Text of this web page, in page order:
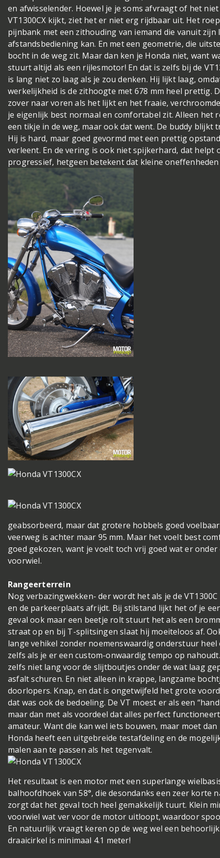
en afwisselender. Hoewel je je soms afvraagt of het
VT1300CX kijkt, ziet het er niet erg rijdbaar uit. Het
pijnbank met een zithouding van iemand die vanuit
afstandsbediening kan. En met een geometrie, die
bocht in de weg zit. Maar dan ken je Honda niet, want
stuurt altijd als een rijlesmotor! En dat is zelfs bij de
is lang niet zo laag als je zou denken. Hij lijkt laag,
werkelijkheid is de zithoogte met 678 mm heel prettig.
zover naar voren als het lijkt en het fraaie,
je eigenlijk best normaal en comfortabel zit. Alleen het
een tikje in de weg, maar ook dat went. De buddy blijkt
Hij is hard, maar goed gevormd met een prettig
verleent. En de vering is ook niet spijkerhard, dat helpt
progressief, hetgeen betekent dat kleine
geabsorbeerd, maar dat grotere hobbels goed
veerweg is achter maar 95 mm. Maar het voelt best
goed gekozen, want je voelt toch vrij goed wat er
voorwiel.
Rangeerterrein
Nog verbazingwekken- der wordt het als je de
en de parkeerplaats afrijdt. Bij stilstand lijkt het of je
geval ook maar een beetje rolt stuurt het als een
straat op en bij T-splitsingen slaat hij moeiteloos af.
lange vehikel zonder noemenswaardig onderstuur
zelfs als je er een custom-onwaardig tempo op
zelfs niet lang voor de slijtboutjes onder de wat laag
asfalt schuren. En niet alleen in krappe, langzame
doorlopers. Knap, en dat is ongetwijfeld het grote
dat was ook de bedoeling. De VT moest er als een
maar dan met als voordeel dat alles perfect
amateur. Want die kan wel iets bouwen, maar moet
Honda heeft een uitgebreide testafdeling en de
malen aan te passen als het tegenvalt.
Het resultaat is een motor met een superlange
balhoofdhoek van 58°, die desondanks een zeer korte
zorgt dat het geval toch heel gemakkelijk tuurt. Klein
voorwiel wat ver voor de motor uitloopt, waardoor
En natuurlijk vraagt keren op de weg wel een
draaicirkel is minimaal 4.1 meter!